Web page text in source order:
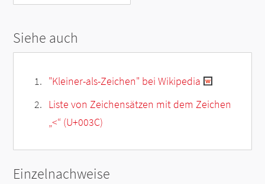
Siehe auch
"Kleiner-als-Zeichen" bei Wikipedia
Liste von Zeichensätzen mit dem Zeichen
„<“ (U+003C)
Einzelnachweise